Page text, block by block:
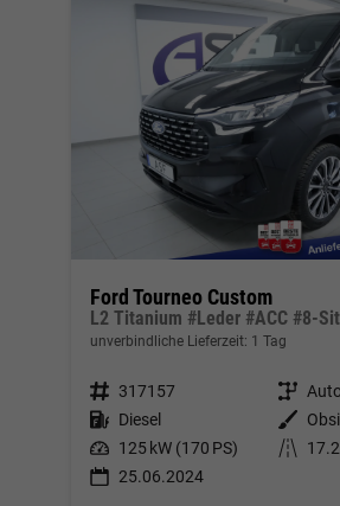
Ford Tourneo Custom
unverbindliche Lieferzeit: 1 Tag
Fahrzeugnr. 317157 Getriebe
Kraftstoff Diesel Außenfarbe
Leistung 125 kW (170 PS) Kilometerstand
25.06.2024